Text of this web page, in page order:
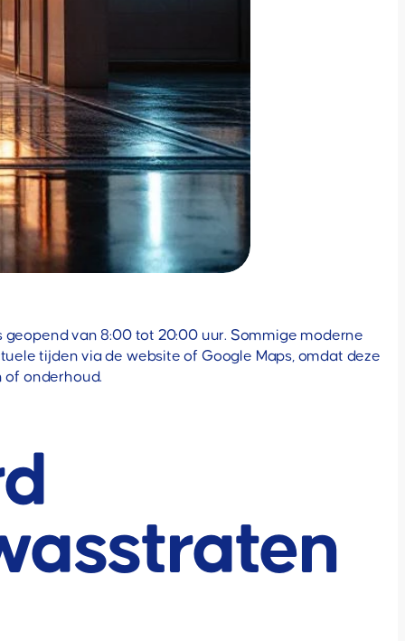
van 8:00 tot 20:00 uur. Sommige moderne
tijden via de website of Google Maps, omdat deze
of onderhoud.